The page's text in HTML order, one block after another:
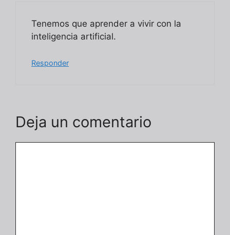
Tenemos que aprender a vivir con la
inteligencia artificial.
Responder
Deja un comentario